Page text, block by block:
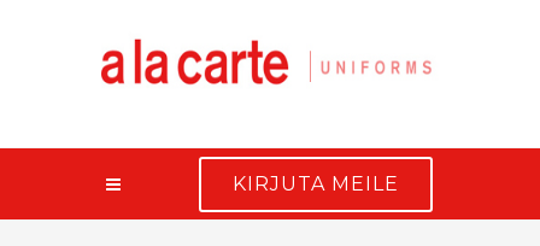
KIRJUTA MEILE